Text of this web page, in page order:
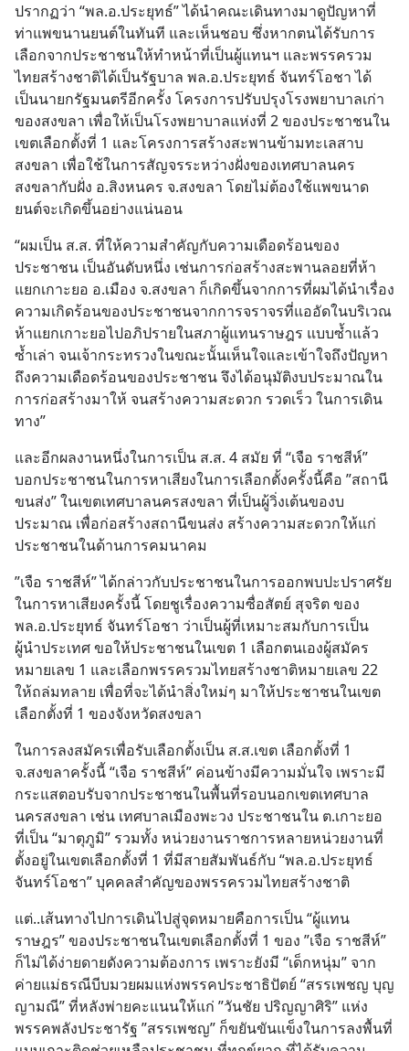
ปรากฏว่า “พล.อ.ประยุทธ์” ได้นำคณะเดินทางมาดูปัญหาที่
ท่าแพขนานยนต์ในทันที และเห็นชอบ ซึ่งหากตนได้รับการ
เลือกจากประชาชนให้ทำหน้าที่เป็นผู้แทนฯ และพรรครวม
ไทยสร้างชาติได้เป็นรัฐบาล พล.อ.ประยุทธ์ จันทร์โอชา ได้
เป็นนายกรัฐมนตรีอีกครั้ง โครงการปรับปรุงโรงพยาบาลเก่า
ของสงขลา เพื่อให้เป็นโรงพยาบาลแห่งที่ 2 ของประชาชนใน
เขตเลือกตั้งที่ 1 และโครงการสร้างสะพานข้ามทะเลสาบ
สงขลา เพื่อใช้ในการสัญจรระหว่างฝั่งของเทศบาลนคร
สงขลากับฝั่ง อ.สิงหนคร จ.สงขลา โดยไม่ต้องใช้แพขนาด
ยนต์จะเกิดขึ้นอย่างแน่นอน
“ผมเป็น ส.ส. ที่ให้ความสำคัญกับความเดือดร้อนของ
ประชาชน เป็นอันดับหนึ่ง เช่นการก่อสร้างสะพานลอยที่ห้า
แยกเกาะยอ อ.เมือง จ.สงขลา ก็เกิดขึ้นจากการที่ผมได้นำเรื่อง
ความเกิดร้อนของประชาชนจากการจราจรที่แออัดในบริเวณ
ห้าแยกเกาะยอไปอภิปรายในสภาผู้แทนราษฎร แบบซ้ำแล้ว
ซ้ำเล่า จนเจ้ากระทรวงในขณะนั้นเห็นใจและเข้าใจถึงปัญหา
ถึงความเดือดร้อนของประชาชน จึงได้อนุมัติงบประมาณใน
การก่อสร้างมาให้ จนสร้างความสะดวก รวดเร็ว ในการเดิน
ทาง”
และอีกผลงานหนึ่งในการเป็น ส.ส. 4 สมัย ที่ “เจือ ราชสีห์”
บอกประชาชนในการหาเสียงในการเลือกตั้งครั้งนี้คือ ”สถานี
ขนส่ง” ในเขตเทศบาลนครสงขลา ที่เป็นผู้วิ่งเต้นของบ
ประมาณ เพื่อก่อสร้างสถานีขนส่ง สร้างความสะดวกให้แก่
ประชาชนในด้านการคมนาคม
”เจือ ราชสีห์” ได้กล่าวกับประชาชนในการออกพบปะปราศรัย
ในการหาเสียงครั้งนี้ โดยชูเรื่องความซื่อสัตย์ สุจริต ของ
พล.อ.ประยุทธ์ จันทร์โอชา ว่าเป็นผู้ที่เหมาะสมกับการเป็น
ผู้นำประเทศ ขอให้ประชาชนในเขต 1 เลือกตนเองผู้สมัคร
หมายเลข 1 และเลือกพรรครวมไทยสร้างชาติหมายเลข 22
ให้ถล่มทลาย เพื่อที่จะได้นำสิ่งใหม่ๆ มาให้ประชาชนในเขต
เลือกตั้งที่ 1 ของจังหวัดสงขลา
ในการลงสมัครเพื่อรับเลือกตั้งเป็น ส.ส.เขต เลือกตั้งที่ 1
จ.สงขลาครั้งนี้ “เจือ ราชสีห์” ค่อนข้างมีความมั่นใจ เพราะมี
กระแสตอบรับจากประชาชนในพื้นที่รอบนอกเขตเทศบาล
นครสงขลา เช่น เทศบาลเมืองพะวง ประชาชนใน ต.เกาะยอ
ที่เป็น “มาตุภูมิ” รวมทั้ง หน่วยงานราชการหลายหน่วยงานที่
ตั้งอยู่ในเขตเลือกตั้งที่ 1 ที่มีสายสัมพันธ์กับ “พล.อ.ประยุทธ์
จันทร์โอชา” บุคคลสำคัญของพรรครวมไทยสร้างชาติ
แต่..เส้นทางไปการเดินไปสู่จุดหมายคือการเป็น “ผู้แทน
ราษฎร” ของประชาชนในเขตเลือกตั้งที่ 1 ของ ”เจือ ราชสีห์”
ก็ไม่ได้ง่ายดายดังความต้องการ เพราะยังมี “เด็กหนุ่ม” จาก
ค่ายแม่ธรณีบีบมวยผมแห่งพรรคประชาธิปัตย์ “สรรเพชญ บุญ
ญามณี” ที่หลังพ่ายคะแนนให้แก่ ”วันชัย ปริญญาศิริ” แห่ง
พรรคพลังประชารัฐ ”สรรเพชญ” ก็ขยันขันแข็งในการลงพื้นที่